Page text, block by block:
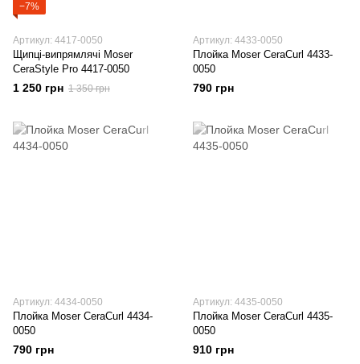
−7%
Артикул: 4417-0050
Щипці-випрямлячі Moser
CeraStyle Pro 4417-0050
1 250 грн 1 350 грн
Артикул: 4433-0050
Плойка Moser CeraCurl 4433-
0050
790 грн
Артикул: 4434-0050
Плойка Moser CeraCurl 4434-
0050
790 грн
Артикул: 4435-0050
Плойка Moser CeraCurl 4435-
0050
910 грн